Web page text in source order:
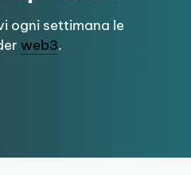
ogni settimana le
web3.